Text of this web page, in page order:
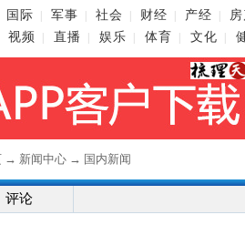
国际 军事 社会 财经 产经
视频 直播 娱乐 体育 文化
→ 新闻中心 → 国内新闻
评论